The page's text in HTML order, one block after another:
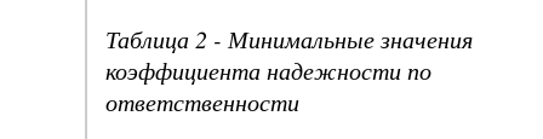
Таблица 2 - Минимальные значения
коэффициента надежности по
ответственности